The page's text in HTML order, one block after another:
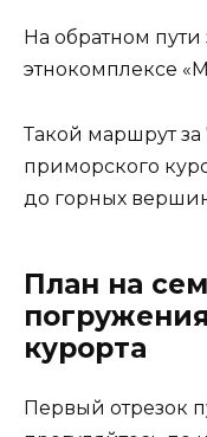
На обратном
этнокомплексе
Такой маршрут за
приморского
до горных
План на
курорта
Первый отрезок